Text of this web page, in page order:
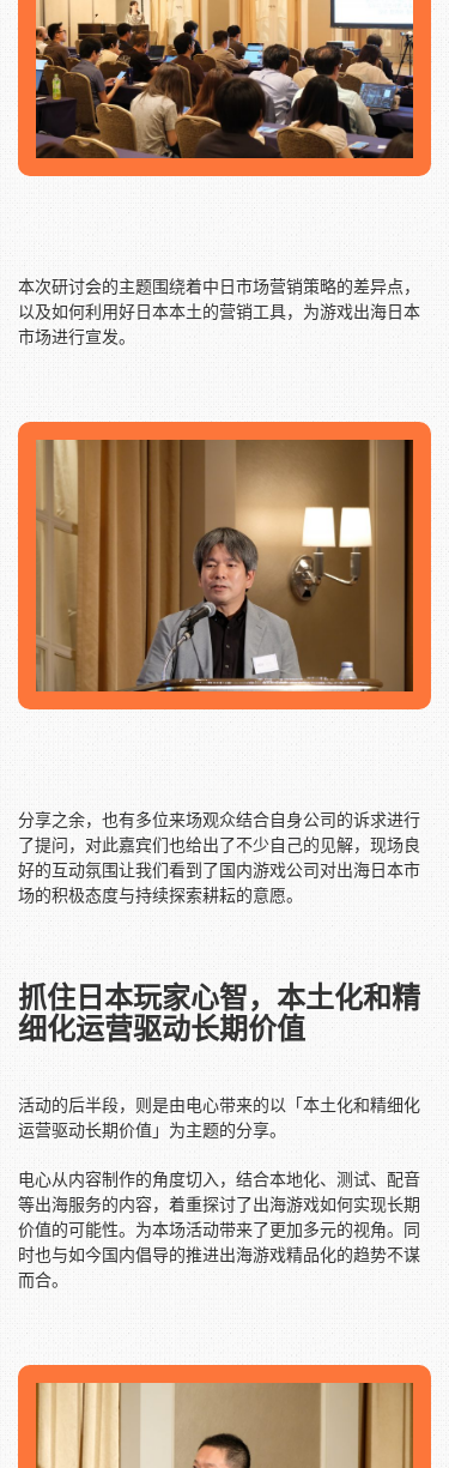
本次研讨会的主题围绕着中日市场营销策略的差异点，
以及如何利用好日本本土的营销工具，为游戏出海日本
市场进行宣发。
分享之余，也有多位来场观众结合自身公司的诉求进行
了提问，对此嘉宾们也给出了不少自己的见解，现场良
好的互动氛围让我们看到了国内游戏公司对出海日本市
场的积极态度与持续探索耕耘的意愿。
抓住日本玩家心智， 本土化和精
细化运营驱动长期价值
活动的后半段，则是由电心带来的以「本土化和精细化
运营驱动长期价值」为主题的分享。
电心从内容制作的角度切入，结合本地化、测试、配音
等出海服务的内容，着重探讨了出海游戏如何实现长期
价值的可能性。为本场活动带来了更加多元的视角。同
时也与如今国内倡导的推进出海游戏精品化的趋势不谋
而合。